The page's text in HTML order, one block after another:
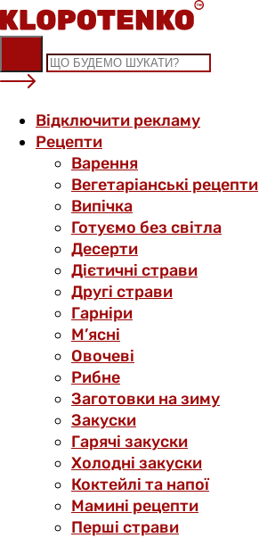
Skip
to
content
Відключити рекламу
Рецепти
Варення
Вегетаріанські рецепти
Випічка
Готуємо без світла
Десерти
Дієтичні страви
Другі страви
Гарніри
М’ясні
Овочеві
Рибне
Заготовки на зиму
Закуски
Гарячі закуски
Холодні закуски
Коктейлі та напої
Мамині рецепти
Перші страви